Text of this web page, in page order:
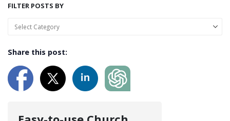
FILTER POSTS BY
Share this post: